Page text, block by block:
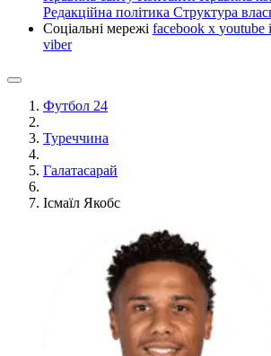
Редакційна політика Структура
Соціальні мережі facebook x youtube
viber
Футбол 24
Туреччина
Галатасарай
Ісмаїл Якобс